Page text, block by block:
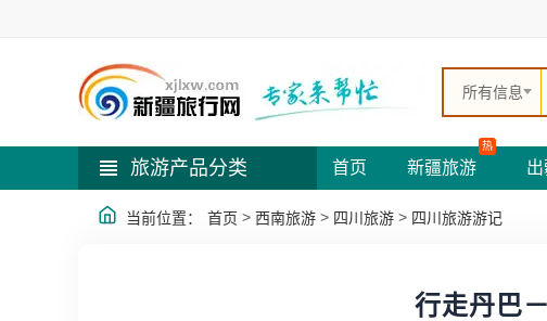
所有信息
旅游产品分类 首页 新疆旅游
热
当前位置： 首页 > 西南旅游 > 四川旅游 > 四川旅游游记
行走丹巴